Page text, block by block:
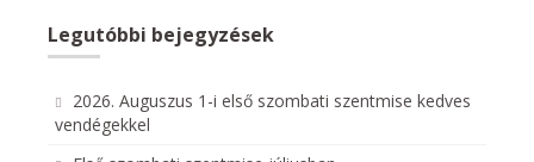
Legutóbbi bejegyzések
2026. Auguszus 1-i első szombati szentmise kedves
vendégekkel